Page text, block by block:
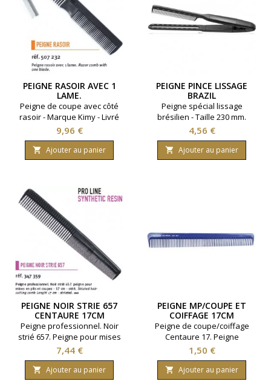
PEIGNE RASOIR AVEC 1
LAME.
Peigne de coupe avec côté
rasoir - Marque Kimy - Livré
avec une lame.
Prix
9,96 €
 Ajouter au panier
PEIGNE PINCE LISSAGE
BRAZIL
Peigne spécial lissage
brésilien - Taille 230 mm.
Prix
4,56 €
 Ajouter au panier
PEIGNE NOIR STRIE 657
CENTAURE 17CM
Peigne professionnel. Noir
strié 657. Peigne pour mises
en plis et coupes - 17 cm -
strié.
Prix
7,44 €
 Ajouter au panier
PEIGNE MP/COUPE ET
COIFFAGE 17CM
Peigne de coupe/coiffage
Centaure 17. Peigne
professionnel idéal pour la
coupe et le coiffage. Précis,
léger et maniable, il assure
un travail net et maîtrisé en
Prix
1,50 €
 Ajouter au panier